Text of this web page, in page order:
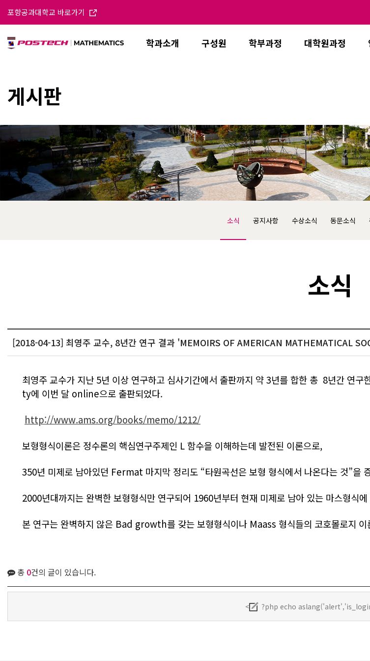
포항공과대학교 바로가기
학과소개 구성원 학부과정 대학원과정
게시판
소식 공지사항 수상소식 동문소식
소식
[2018-04-13] 최영주 교수, 8년간 연구 결과 'MEMOIRS OF AMERICAN MATHEMATICAL
최영주 교수가 지난 5년 이상 연구하고 심사기간에서 출판까지 약 3년를 합한 총 8년간 연구
ty에 이번 달 online으로 출판되었다.
http://www.ams.org/books/memo/1212/
보형형식이론은 정수론의 핵심연구주제인 L함수을 이해하는데 발전된 이론으로,
350년 미제로 남아있던 Fermat 마지막 정리도 “타원곡선은 보형 형식에서 나온다는 것”을
2000년대까지는 완벽한 보형형식만 연구되어 1960년부터 현재 미제로 남아 있는 마스형식
본 연구는 완벽하지 않은 Bad growth를 갖는 보형형식이나 Maass 형식들의 코호몰로지
총 0건의 글이 있습니다.
< ?php echo